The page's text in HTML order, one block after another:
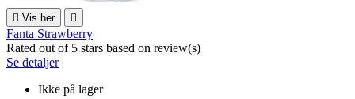
 Vis her 
Fanta Strawberry
Rated out of 5 stars based on review(s)
Se detaljer
Ikke på lager